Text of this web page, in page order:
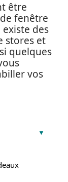
être
fenêtre
des
stores et
quelques
vos